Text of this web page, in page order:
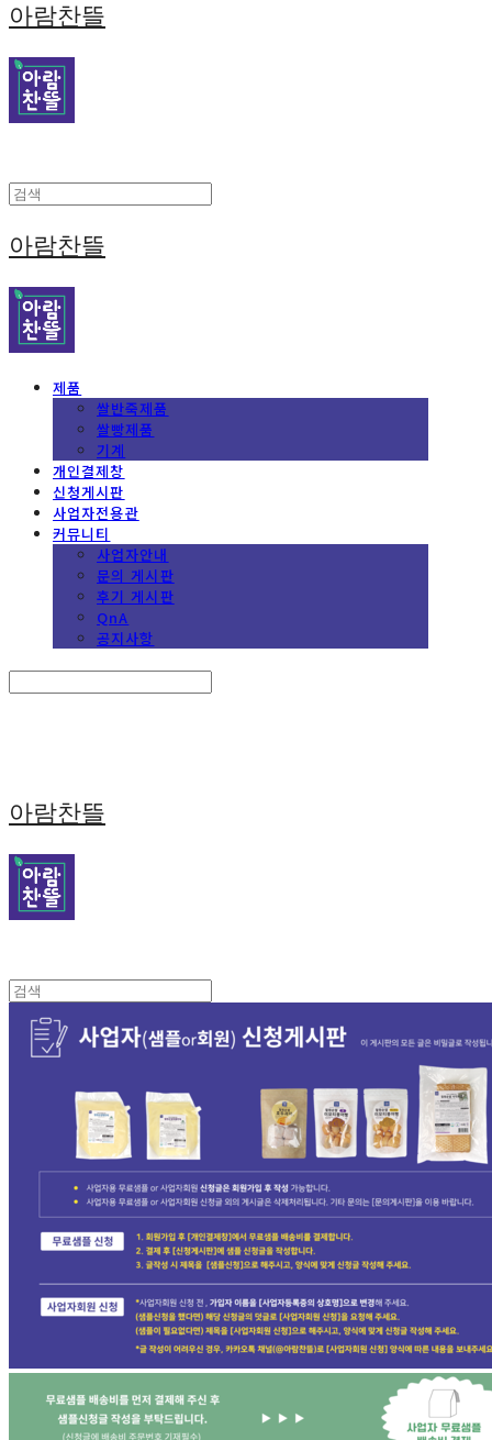
아람찬뜰
아람찬뜰
제품
쌀반죽제품
쌀빵제품
기계
개인결제창
신청게시판
사업자전용관
커뮤니티
사업자안내
문의 게시판
후기 게시판
QnA
공지사항
아람찬뜰